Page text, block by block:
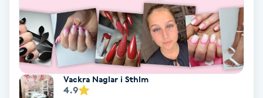
Klippning
Klippning & Slingor
Klippning ungdom
Vackra Naglar i Sthlm
4.9